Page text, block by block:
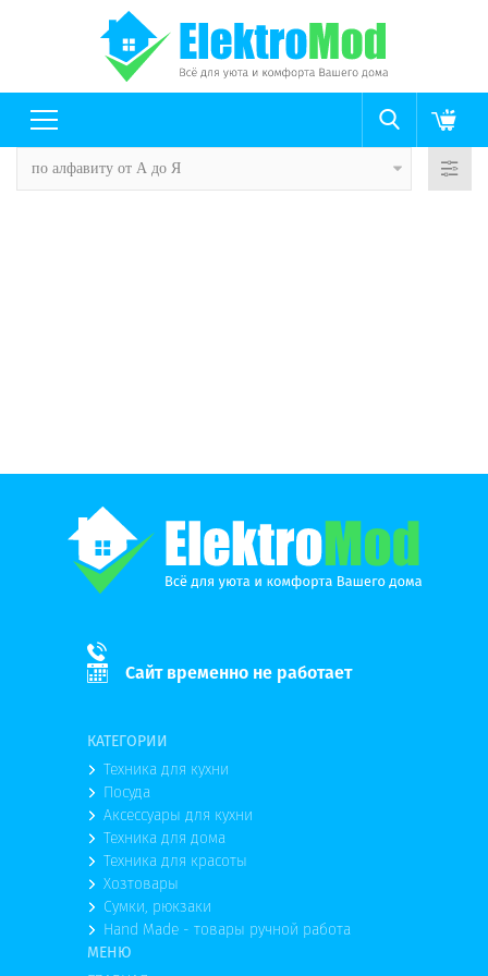
по алфавиту от А до Я
Сайт временно не работает
КАТЕГОРИИ
Техника для кухни
Посуда
Аксессуары для кухни
Техника для дома
Техника для красоты
Хозтовары
Сумки, рюкзаки
Hand Made - товары ручной работа
МЕНЮ